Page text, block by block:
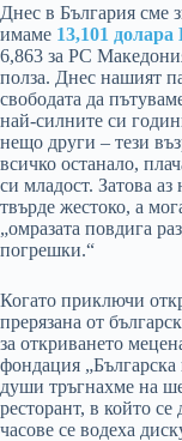
Днес в България сме
имаме 13,101
6,863 за РС
полза. Днес нашият
свободата да
най-силните си
нещо други – тези
всичко останало,
си младост. Затова аз
твърде жестоко, а
„омразата повдига
погрешки.“
Когато приключи
прерязана от
за откриването
фондация
души тръгнахме на
ресторант, в който
часове се водеха